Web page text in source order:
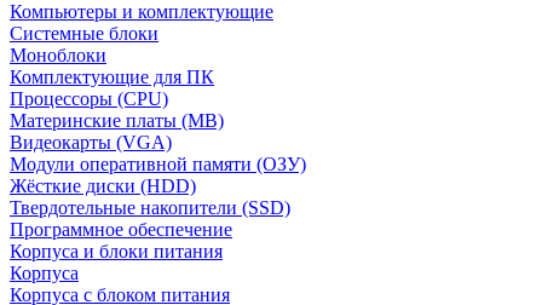
Компьютеры и комплектующие
Системные блоки
Моноблоки
Комплектующие для ПК
Процессоры (CPU)
Материнские платы (MB)
Видеокарты (VGA)
Модули оперативной памяти (ОЗУ)
Жёсткие диски (HDD)
Твердотельные накопители (SSD)
Программное обеспечение
Корпуса и блоки питания
Корпуса
Корпуса с блоком питания